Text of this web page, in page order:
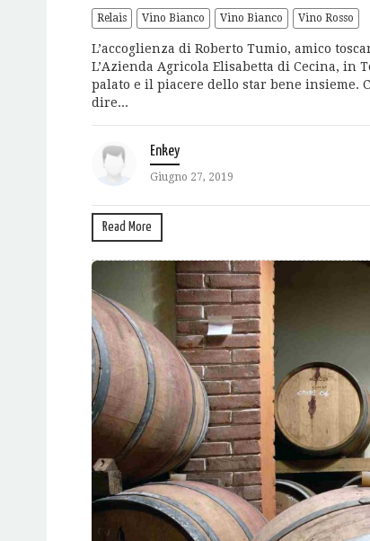
Relais Vino Bianco Vino Bianco Vino Rosso
L’accoglienza di Roberto Tumio, amico
L’Azienda Agricola Elisabetta di Cecina,
palato e il piacere dello star bene insieme.
dire...
Enkey
Giugno 27, 2019
Read More